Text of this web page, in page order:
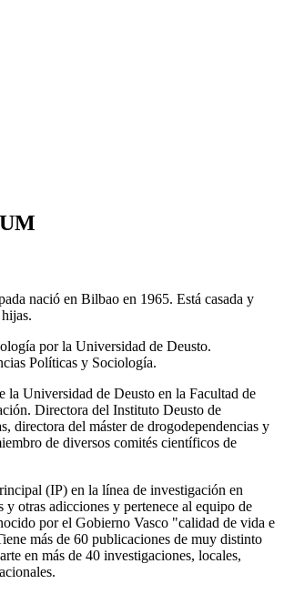
nació en Bilbao en 1965. Está casada y
por la Universidad de Deusto.
Políticas y Sociología.
la Universidad de Deusto en la Facultad de
Directora del Instituto Deusto de
directora del máster de drogodependencias y
de diversos comités científicos de
(IP) en la línea de investigación en
y otras adicciones y pertenece al equipo de
por el Gobierno Vasco "calidad de vida e
más de 60 publicaciones de muy distinto
en más de 40 investigaciones, locales,